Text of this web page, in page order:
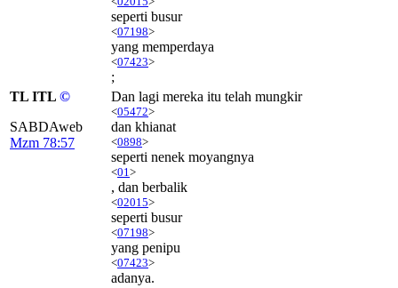
seperti busur
<07198>
yang memperdaya
<07423>
;
TL ITL ©
SABDAweb
Mzm 78:57
Dan lagi mereka itu telah mungkir
<05472>
dan khianat
<0898>
seperti nenek moyangnya
<01 >
, dan berbalik
<02015>
seperti busur
<07198>
yang penipu
<07423>
adanya.